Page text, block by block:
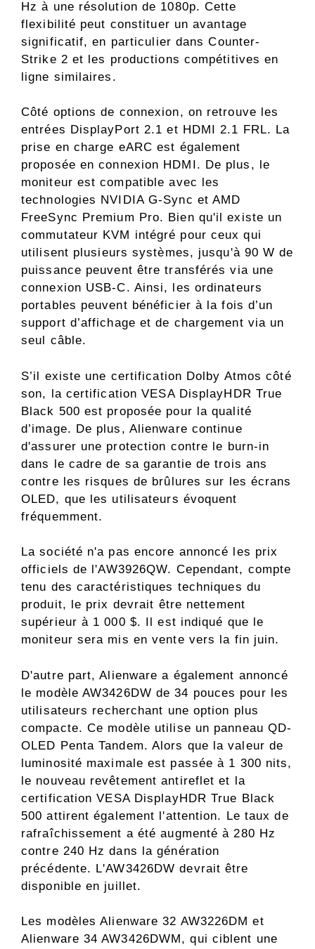
Hz à une résolution de 1080p. Cette
flexibilité peut constituer un avantage
significatif, en particulier dans Counter-
Strike 2 et les productions compétitives en
ligne similaires.
Côté options de connexion, on retrouve les
entrées DisplayPort 2.1 et HDMI 2.1 FRL. La
prise en charge eARC est également
proposée en connexion HDMI. De plus, le
moniteur est compatible avec les
technologies NVIDIA G-Sync et AMD
FreeSync Premium Pro. Bien qu'il existe un
commutateur KVM intégré pour ceux qui
utilisent plusieurs systèmes, jusqu'à 90 W de
puissance peuvent être transférés via une
connexion USB-C. Ainsi, les ordinateurs
portables peuvent bénéficier à la fois d’un
support d’affichage et de chargement via un
seul câble.
S’il existe une certification Dolby Atmos côté
son, la certification VESA DisplayHDR True
Black 500 est proposée pour la qualité
d’image. De plus, Alienware continue
d'assurer une protection contre le burn-in
dans le cadre de sa garantie de trois ans
contre les risques de brûlures sur les écrans
OLED, que les utilisateurs évoquent
fréquemment.
La société n'a pas encore annoncé les prix
officiels de l'AW3926QW. Cependant, compte
tenu des caractéristiques techniques du
produit, le prix devrait être nettement
supérieur à 1 000 $. Il est indiqué que le
moniteur sera mis en vente vers la fin juin.
D'autre part, Alienware a également annoncé
le modèle AW3426DW de 34 pouces pour les
utilisateurs recherchant une option plus
compacte. Ce modèle utilise un panneau QD-
OLED Penta Tandem. Alors que la valeur de
luminosité maximale est passée à 1 300 nits,
le nouveau revêtement antireflet et la
certification VESA DisplayHDR True Black
500 attirent également l'attention. Le taux de
rafraîchissement a été augmenté à 280 Hz
contre 240 Hz dans la génération
précédente. L'AW3426DW devrait être
disponible en juillet.
Les modèles Alienware 32 AW3226DM et
Alienware 34 AW3426DWM, qui ciblent une